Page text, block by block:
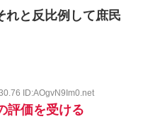
れと反比例して庶民
ID:AOgvN9Im0.net
評価を受ける